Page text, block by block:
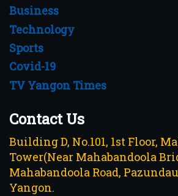
Business
Technology
Sports
Covid-19
TV Yangon Times
Contact Us
Building D, No.101, 1st Floor,
Tower(Near Mahabandoola
Mahabandoola Road,
Yangon.